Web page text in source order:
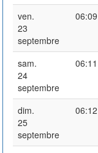
ven.
23
septembre
06:09
sam.
24
septembre
06:11
dim.
25
septembre
06:12